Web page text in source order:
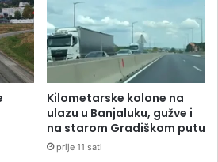
Kilometarske kolone na
ulazu u Banjaluku, gužve i
na starom Gradiškom putu
prije 11 sati